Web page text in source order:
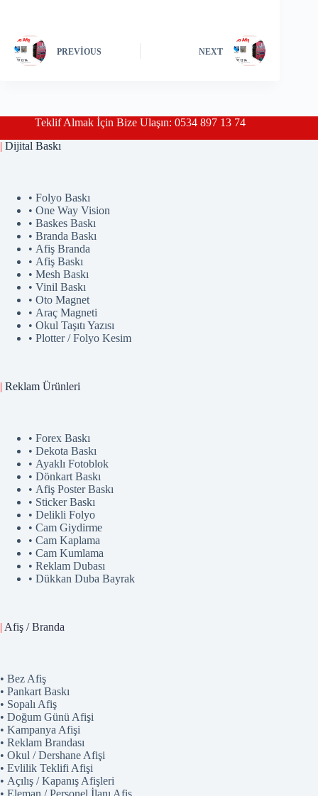
PREVIOUS NEXT
Teklif Almak İçin Bize Ulaşın: 0534 897 13 74
| Dijital Baskı
• Folyo Baskı
• One Way Vision
• Baskes Baskı
• Branda Baskı
• Afiş Branda
• Afiş Baskı
• Mesh Baskı
• Vinil Baskı
• Oto Magnet
• Araç Magneti
• Okul Taşıtı Yazısı
• Plotter / Folyo Kesim
| Reklam Ürünleri
• Forex Baskı
• Dekota Baskı
• Ayaklı Fotoblok
• Dönkart Baskı
• Afiş Poster Baskı
• Sticker Baskı
• Delikli Folyo
• Cam Giydirme
• Cam Kaplama
• Cam Kumlama
• Reklam Dubası
• Dükkan Duba Bayrak
| Afiş / Branda
• Bez Afiş
• Pankart Baskı
• Sopalı Afiş
• Doğum Günü Afişi
• Kampanya Afişi
• Reklam Brandası
• Okul / Dershane Afişi
• Evlilik Teklifi Afişi
• Açılış / Kapanış Afişleri
• Eleman / Personel İlanı Afiş